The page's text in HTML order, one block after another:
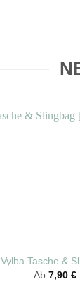
Vylba Tasche &
Ab 7,90 €